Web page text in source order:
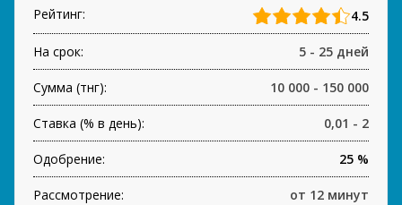
Рейтинг: 4.5
На срок: 5 - 25 дней
Сумма (тнг): 10 000 - 150 000
Ставка (% в день): 0,01 - 2
Одобрение: 25 %
Рассмотрение: от 12 минут